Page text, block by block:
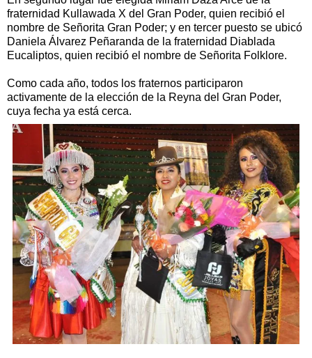
fraternidad Kullawada X del Gran Poder, quien recibió el
nombre de Señorita Gran Poder; y en tercer puesto se ubicó
Daniela Álvarez Peñaranda de la fraternidad Diablada
Eucaliptos, quien recibió el nombre de Señorita Folklore.
Como cada año, todos los fraternos participaron
activamente de la elección de la Reyna del Gran Poder,
cuya fecha ya está cerca.